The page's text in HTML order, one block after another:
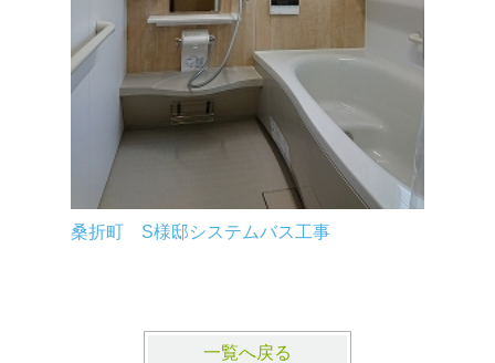
桑折町 S様邸システムバス工事
一覧へ戻る